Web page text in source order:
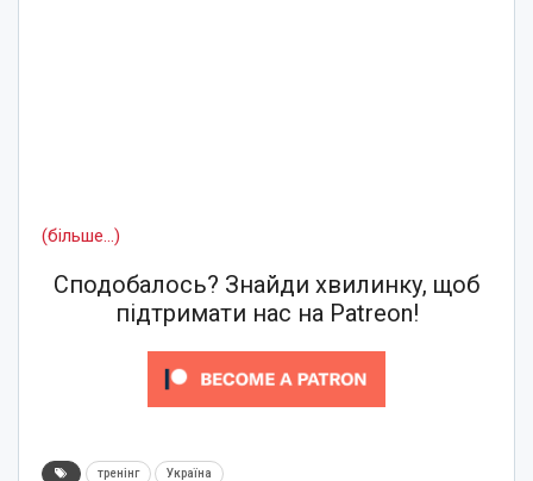
(більше…)
Сподобалось? Знайди хвилинку, щоб
підтримати нас на Patreon!
тренінг Україна